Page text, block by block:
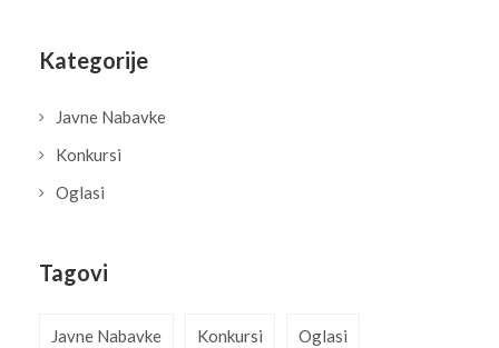
Kategorije
Javne Nabavke
Konkursi
Oglasi
Tagovi
Javne Nabavke Konkursi Oglasi